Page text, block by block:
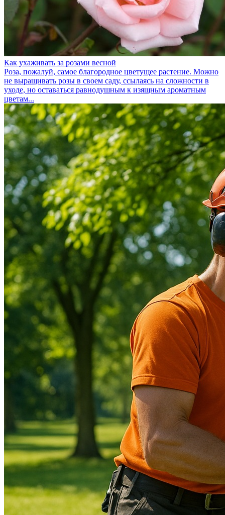
Как ухаживать за розами весной
Роза, пожалуй, самое благородное цветущее растение. Можно
не выращивать розы в своем саду, ссылаясь на сложности в
уходе, но оставаться равнодушным к изящным ароматным
цветам...